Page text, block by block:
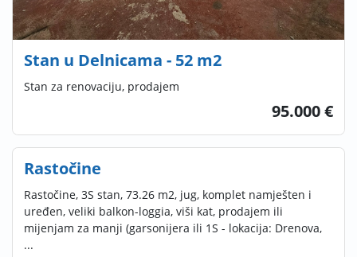
Stan u Delnicama - 52 m2
Stan za renovaciju, prodajem
95.000 €
Rastočine
Rastočine, 3S stan, 73.26 m2, jug, komplet namješten i
uređen, veliki balkon-loggia, viši kat, prodajem ili
mijenjam za manji (garsonijera ili 1S - lokacija: Drenova,
...